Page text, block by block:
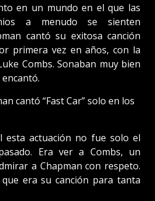
en un mundo en el que las
a menudo se sienten
cantó su exitosa canción
primera vez en años, con la
Combs. Sonaban muy bien
cantó “Fast Car” solo en los
esta actuación no fue solo el
Era ver a Combs, un
a Chapman con respeto.
era su canción para tanta